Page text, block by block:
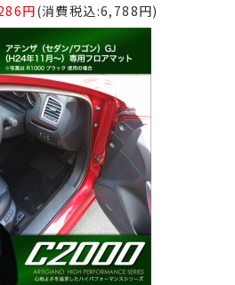
円(消費税込:6,788円)